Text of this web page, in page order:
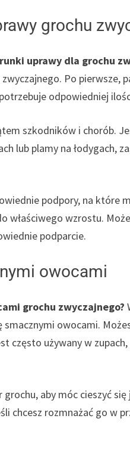
grochu
uprawy dla grochu
Po pierwsze,
odpowiedniej
szkodników i chorób.
lub plamy na łodygach,
podpory, na które
właściwego wzrostu.
podparcie.
owocami
grochu zwyczajnego?
smacznymi owocami.
często używany w
aby móc cieszyć
chcesz rozmnażać go w